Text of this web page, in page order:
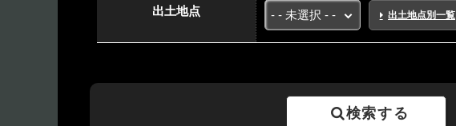
出土地点 出土地点別一覧
検索する